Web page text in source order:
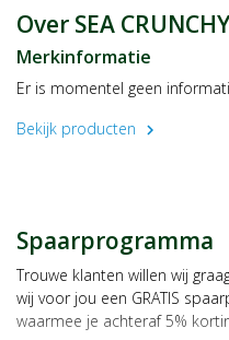
Distributeur
Marconiweg 55
3225 LV HELLEVOETSLUIS
Over SEA CRUNCHY
Merkinformatie
Er is momentel geen
Bekijk producten
chevron_right
Spaarprogramma
Trouwe klanten willen wij
wij voor jou een GRATIS
waarmee je achteraf 5%